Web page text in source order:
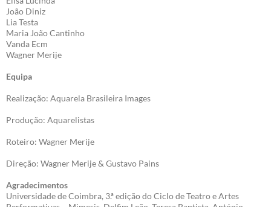
João Diniz
Lia Testa
Maria João Cantinho
Vanda Ecm
Wagner Merije
Equipa
Realização: Aquarela Brasileira Images
Produção: Aquarelistas
Roteiro: Wagner Merije
Direção: Wagner Merije & Gustavo Pains
Agradecimentos
Universidade de Coimbra, 3.ª edição do Ciclo de Teatro e Artes